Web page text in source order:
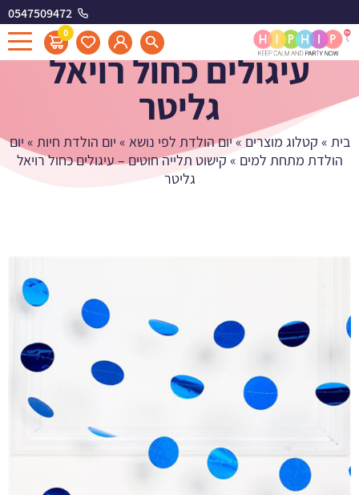
0547509472
0
קישוט תלייה חוטים -
עיגולים כחול רויאל
גליטר
בית » קטלוג מוצרים»יום הולדת לפי נושא » יום הולדת חיות » יום
הולדת מתחת למים » קישוט תלייה חוטים – עיגולים כחול רויאל
גליטר